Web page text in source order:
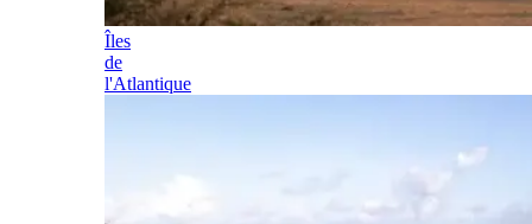
Îles
de
l'Atlantique